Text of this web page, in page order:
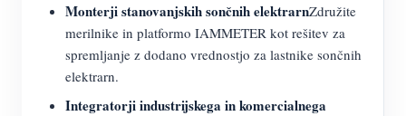
Monterji stanovanjskih sončnih elektrarnZdružite
merilnike in platformo IAMMETER kot rešitev za
spremljanje z dodano vrednostjo za lastnike sončnih
elektrarn.
Integratorji industrijskega in komercialnega